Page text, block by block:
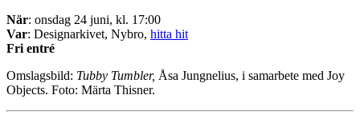
När: onsdag 24 juni, kl. 17:00
Var: Designarkivet, Nybro, hitta hit
Fri entré
Omslagsbild: Tubby Tumbler, Åsa Jungnelius, i samarbete med Joy
Objects. Foto: Märta Thisner.